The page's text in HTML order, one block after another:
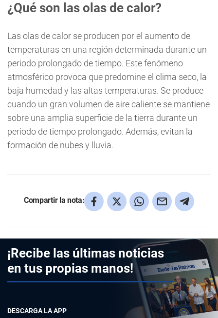
¿Qué son las olas de calor?
Las olas de calor se producen por el aumento de
temperaturas en una región determinada durante un
periodo prolongado de tiempo. Este fenómeno
atmosférico provoca que predomine el clima seco, la
baja humedad y las altas temperaturas. Se produce
cuando un gran volumen de aire caliente se mantiene
sobre una amplia superficie de la tierra durante un
periodo de tiempo prolongado. Además, evitan la
formación de nubes y lluvia.
Compartir la nota:
¡Recibe las últimas noticias
en tus propias manos!
DESCARGA LA APP